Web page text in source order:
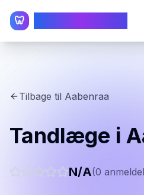
🦷
Tilbage til Aabenraa
Tandlæge i
N/A(0